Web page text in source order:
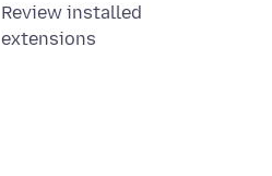
Review installed
extensions